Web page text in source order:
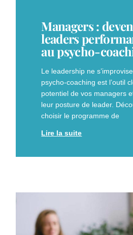
Managers :
leaders
au psycho-
Le leadership ne
psycho-coaching est l’outil
potentiel de vos managers
leur posture de leader.
choisir le programme de
Lire la suite